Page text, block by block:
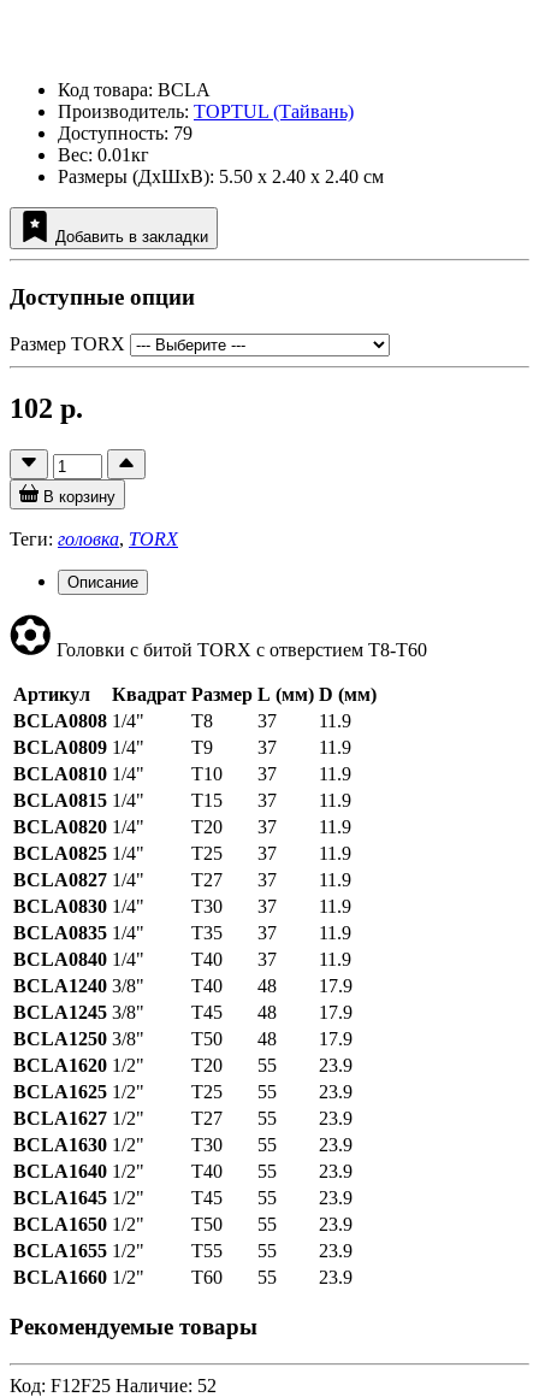
Код товара: BCLA
Производитель: TOPTUL (Тайвань)
Доступность: 79
Вес: 0.01кг
Размеры (ДxШxВ): 5.50 x 2.40 x 2.40 см
Добавить в закладки
Доступные опции
Размер TORX
102 р.
В корзину
Теги: головка, TORX
Описание
Головки с битой TORX с отверстием Т8-Т60
Артикул Квадрат Размер L (мм) D (мм)
BCLA0808 1/4" T8 37
11.9
BCLA0809 1/4" T9 37
11.9
BCLA0810 1/4" T10 37
11.9
BCLA0815 1/4" T15 37
11.9
BCLA0820 1/4" T20 37
11.9
BCLA0825 1/4" T25 37
11.9
BCLA0827 1/4" T27 37
11.9
BCLA0830 1/4" T30 37
11.9
BCLA0835 1/4" T35 37
11.9
BCLA0840 1/4" T40 37
11.9
BCLA1240 3/8" T40 48
17.9
BCLA1245 3/8" T45 48
17.9
BCLA1250 3/8" T50 48
17.9
BCLA1620 1/2" T20 55
23.9
BCLA1625 1/2" T25 55
23.9
BCLA1627 1/2" T27 55
23.9
BCLA1630 1/2" T30 55
23.9
BCLA1640 1/2" T40 55
23.9
BCLA1645 1/2" T45 55
23.9
BCLA1650 1/2" T50 55
23.9
BCLA1655 1/2" T55 55
23.9
BCLA1660 1/2" T60 55 23.9
Рекомендуемые товары
Код: F12F25 Наличие: 52